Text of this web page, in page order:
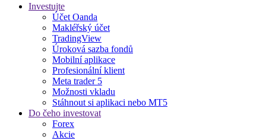
Investujte
Účet Oanda
Makléřský účet
TradingView
Úroková sazba fondů
Mobilní aplikace
Profesionální klient
Meta trader 5
Možnosti vkladu
Stáhnout si aplikaci nebo MT5
Do čeho investovat
Forex
Akcie